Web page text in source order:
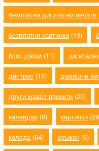
безплатни дигитални печати
безплатни картинки (19)
блог уроци (11)
дистрес (15) домашни
други крафт проекти (23)
календар (9) картички
коледа (64) кръжок (6)